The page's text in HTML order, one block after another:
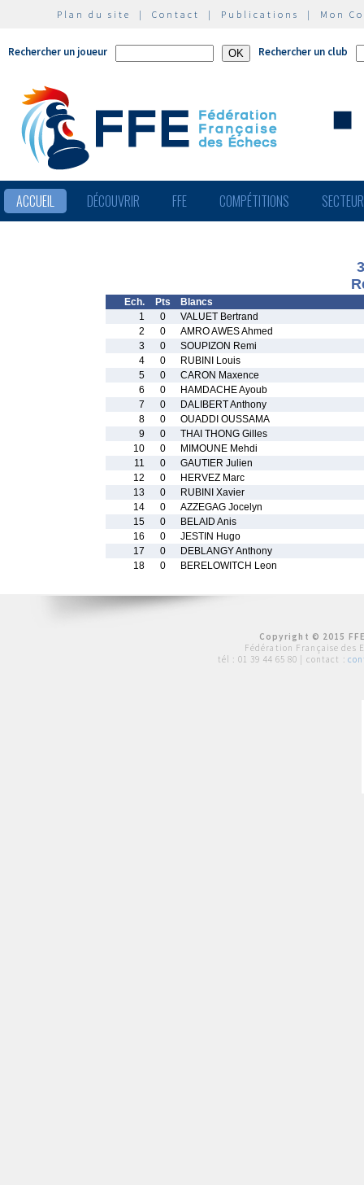
Plan du site | Contact | Publications | Mon
Rechercher un joueur Rechercher un club
ACCUEIL DÉCOUVRIR FFE COMPÉTITIONS
Ech. Pts
Blancs
1
0
VALUET Bertrand
2
0
AMRO AWES Ahmed
3
0
SOUPIZON Remi
4
0
RUBINI Louis
5
0
CARON Maxence
6
0
HAMDACHE Ayoub
7
0
DALIBERT Anthony
8
0
OUADDI OUSSAMA
9
0
THAI THONG Gilles
10
0
MIMOUNE Mehdi
11
0
GAUTIER Julien
12
0
HERVEZ Marc
13
0
RUBINI Xavier
14
0
AZZEGAG Jocelyn
15
0
BELAID Anis
16
0
JESTIN Hugo
17
0
DEBLANGY Anthony
18
0 BERELOWITCH Leon
Copyright © 2015
Fédération Française des
tél : 01 39 44 65 80 | contact :